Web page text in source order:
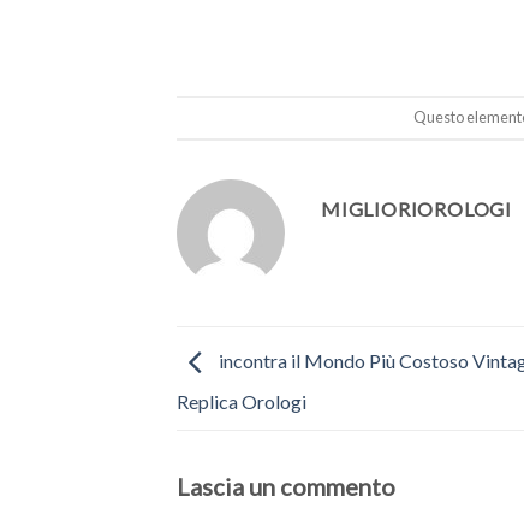
Questo
MIGLIORIOROLOGI
incontra il Mondo Più Costoso
Replica Orologi
Lascia un commento